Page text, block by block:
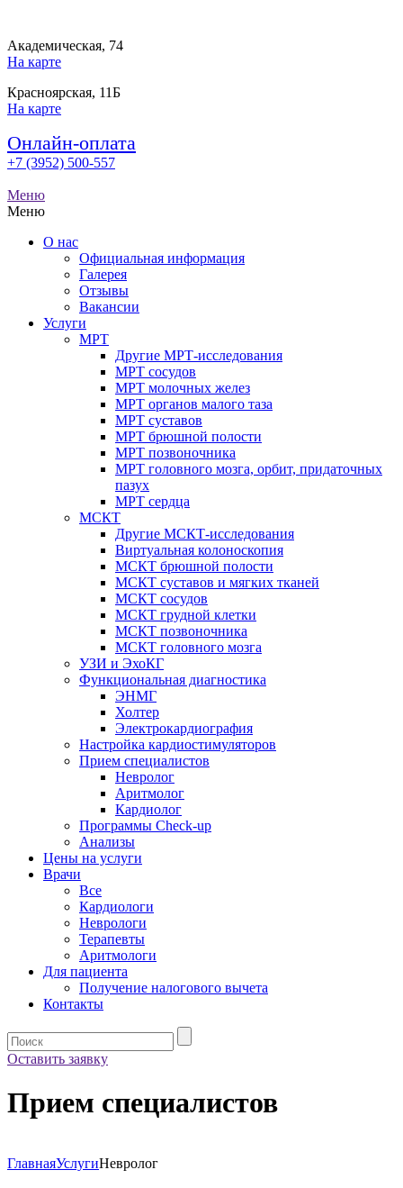
Академическая, 74
На карте
Красноярская, 11Б
На карте
Онлайн-оплата
+7 (3952) 500-557
Меню
Меню
О нас
Официальная информация
Галерея
Отзывы
Вакансии
Услуги
МРТ
Другие МРТ-исследования
МРТ сосудов
МРТ молочных желез
МРТ органов малого таза
МРТ суставов
МРТ брюшной полости
МРТ позвоночника
МРТ головного мозга, орбит, придаточных
пазух
МРТ сердца
МСКТ
Другие МСКТ-исследования
Виртуальная колоноскопия
МСКТ брюшной полости
МСКТ суставов и мягких тканей
МСКТ сосудов
МСКТ грудной клетки
МСКТ позвоночника
МСКТ головного мозга
УЗИ и ЭхоКГ
Функциональная диагностика
ЭНМГ
Холтер
Электрокардиография
Настройка кардиостимуляторов
Прием специалистов
Невролог
Аритмолог
Кардиолог
Программы Check-up
Анализы
Цены на услуги
Врачи
Все
Кардиологи
Неврологи
Терапевты
Аритмологи
Для пациента
Получение налогового вычета
Контакты
Оставить заявку
Прием специалистов
ГлавнаяУслугиНевролог